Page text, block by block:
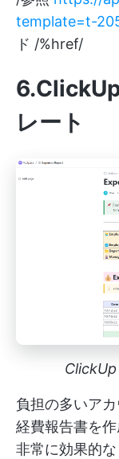
template=t-
ド /%href/
レート
ClickUp
負担の多いア
経費報告書を
非常に効果的な